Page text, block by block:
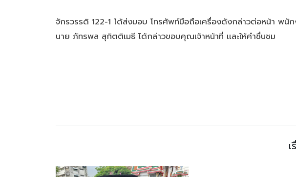
จักรวรรดิ 122-1 ได้ส่งมอบ โทรศัพท์มือถือเครื่องดังกล่าวต่อหน้า พนั
นาย ภัทรพล สุกิตติเมธี ได้กล่าวขอบคุณเจ้าหน้าที่ เเละให้คำชื่นชม